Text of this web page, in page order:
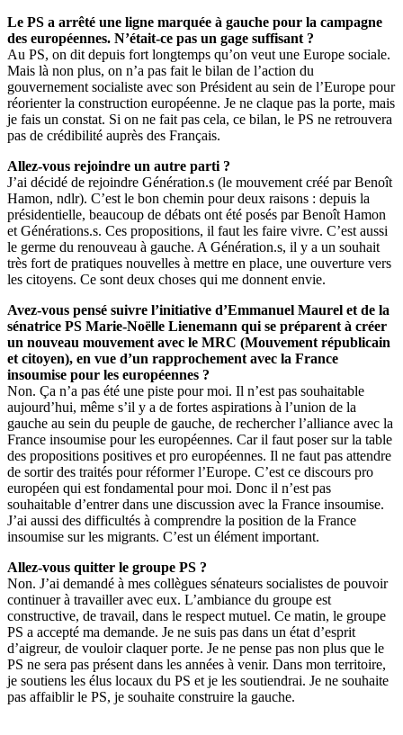
Le PS a arrêté une ligne marquée à gauche pour la campagne
des européennes. N’était-ce pas un gage suffisant ?
Au PS, on dit depuis fort longtemps qu’on veut une Europe sociale.
Mais là non plus, on n’a pas fait le bilan de l’action du
gouvernement socialiste avec son Président au sein de l’Europe pour
réorienter la construction européenne. Je ne claque pas la porte, mais
je fais un constat. Si on ne fait pas cela, ce bilan, le PS ne retrouvera
pas de crédibilité auprès des Français.
Allez-vous rejoindre un autre parti ?
J’ai décidé de rejoindre Génération.s (le mouvement créé par Benoît
Hamon, ndlr). C’est le bon chemin pour deux raisons : depuis la
présidentielle, beaucoup de débats ont été posés par Benoît Hamon
et Générations.s. Ces propositions, il faut les faire vivre. C’est aussi
le germe du renouveau à gauche. A Génération.s, il y a un souhait
très fort de pratiques nouvelles à mettre en place, une ouverture vers
les citoyens. Ce sont deux choses qui me donnent envie.
Avez-vous pensé suivre l’initiative d’Emmanuel Maurel et de la
sénatrice PS Marie-Noëlle Lienemann qui se préparent à créer
un nouveau mouvement avec le MRC (Mouvement républicain
et citoyen), en vue d’un rapprochement avec la France
insoumise pour les européennes ?
Non. Ça n’a pas été une piste pour moi. Il n’est pas souhaitable
aujourd’hui, même s’il y a de fortes aspirations à l’union de la
gauche au sein du peuple de gauche, de rechercher l’alliance avec la
France insoumise pour les européennes. Car il faut poser sur la table
des propositions positives et pro européennes. Il ne faut pas attendre
de sortir des traités pour réformer l’Europe. C’est ce discours pro
européen qui est fondamental pour moi. Donc il n’est pas
souhaitable d’entrer dans une discussion avec la France insoumise.
J’ai aussi des difficultés à comprendre la position de la France
insoumise sur les migrants. C’est un élément important.
Allez-vous quitter le groupe PS ?
Non. J’ai demandé à mes collègues sénateurs socialistes de pouvoir
continuer à travailler avec eux. L’ambiance du groupe est
constructive, de travail, dans le respect mutuel. Ce matin, le groupe
PS a accepté ma demande. Je ne suis pas dans un état d’esprit
d’aigreur, de vouloir claquer porte. Je ne pense pas non plus que le
PS ne sera pas présent dans les années à venir. Dans mon territoire,
je soutiens les élus locaux du PS et je les soutiendrai. Je ne souhaite
pas affaiblir le PS, je souhaite construire la gauche.